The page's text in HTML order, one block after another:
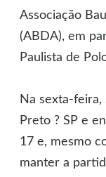
Associação
(ABDA), em
Paulista de
Na sexta-
Preto ? SP e
17 e, mesmo
manter a